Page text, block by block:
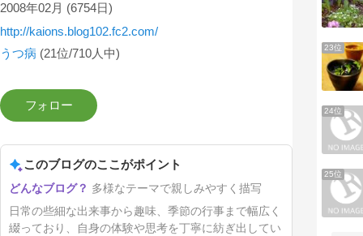
2008年02月 (6754日)
http://kaions.blog102.fc2.com/
うつ病 (21位/710人中)
このブログのここがポイント
多様なテーマで親しみやすく描写
日常の些細な出来事から趣味、季節の行事まで幅広く
綴っており、自身の体験や思考を丁寧に紡ぎ出してい
23位
24位
25位